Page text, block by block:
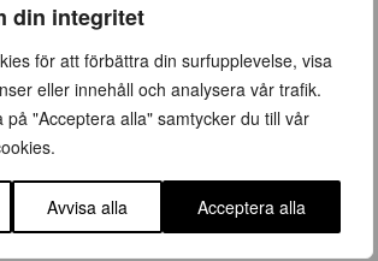
din integritet
för att förbättra din surfupplevelse, visa
eller innehåll och analysera vår trafik.
på "Acceptera alla" samtycker du till vår
Avvisa alla Acceptera alla
– 28 juni)
09:00 – 19:00
– 16:00
helgdag 10:00 – 16:00